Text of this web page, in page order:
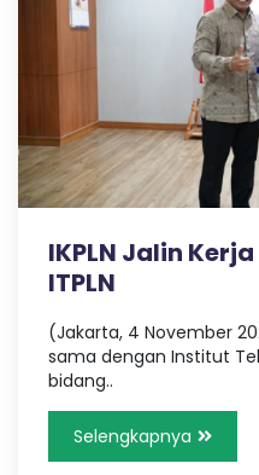
IKPLN Jalin
ITPLN
(Jakarta, 4 November
sama dengan Institut
bidang..
Selengkapnya